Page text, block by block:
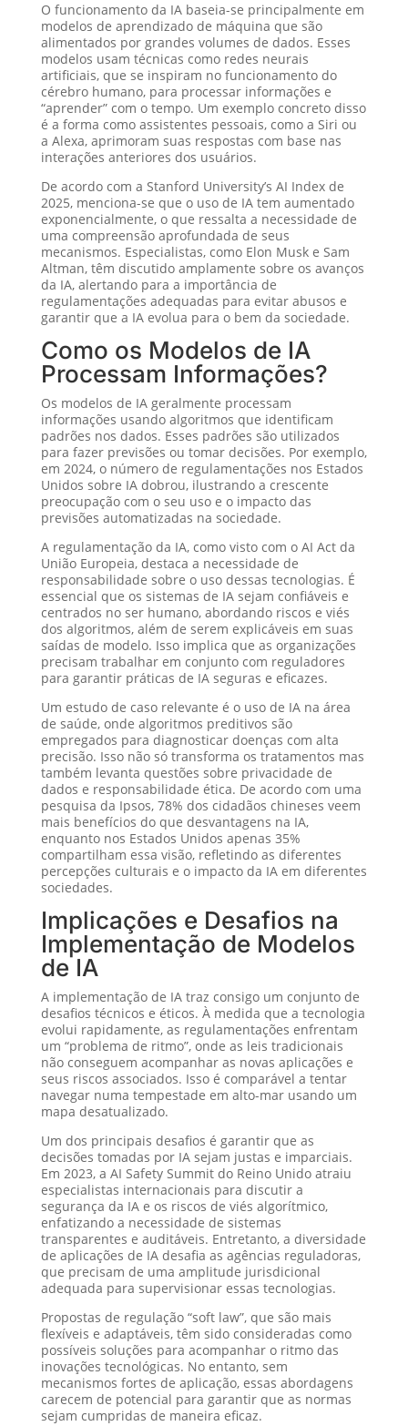
O funcionamento da IA baseia-se principalmente em
modelos de aprendizado de máquina que são
alimentados por grandes volumes de dados. Esses
modelos usam técnicas como redes neurais
artificiais, que se inspiram no funcionamento do
cérebro humano, para processar informações e
“aprender” com o tempo. Um exemplo concreto disso
é a forma como assistentes pessoais, como a Siri ou
a Alexa, aprimoram suas respostas com base nas
interações anteriores dos usuários.
De acordo com a Stanford University’s AI Index de
2025, menciona-se que o uso de IA tem aumentado
exponencialmente, o que ressalta a necessidade de
uma compreensão aprofundada de seus
mecanismos. Especialistas, como Elon Musk e Sam
Altman, têm discutido amplamente sobre os avanços
da IA, alertando para a importância de
regulamentações adequadas para evitar abusos e
garantir que a IA evolua para o bem da sociedade.
Como os Modelos de IA
Processam Informações?
Os modelos de IA geralmente processam
informações usando algoritmos que identificam
padrões nos dados. Esses padrões são utilizados
para fazer previsões ou tomar decisões. Por exemplo,
em 2024, o número de regulamentações nos Estados
Unidos sobre IA dobrou, ilustrando a crescente
preocupação com o seu uso e o impacto das
previsões automatizadas na sociedade.
A regulamentação da IA, como visto com o AI Act da
União Europeia, destaca a necessidade de
responsabilidade sobre o uso dessas tecnologias. É
essencial que os sistemas de IA sejam confiáveis e
centrados no ser humano, abordando riscos e viés
dos algoritmos, além de serem explicáveis em suas
saídas de modelo. Isso implica que as organizações
precisam trabalhar em conjunto com reguladores
para garantir práticas de IA seguras e eficazes.
Um estudo de caso relevante é o uso de IA na área
de saúde, onde algoritmos preditivos são
empregados para diagnosticar doenças com alta
precisão. Isso não só transforma os tratamentos mas
também levanta questões sobre privacidade de
dados e responsabilidade ética. De acordo com uma
pesquisa da Ipsos, 78% dos cidadãos chineses veem
mais benefícios do que desvantagens na IA,
enquanto nos Estados Unidos apenas 35%
compartilham essa visão, refletindo as diferentes
percepções culturais e o impacto da IA em diferentes
sociedades.
Implicações e Desafios na
Implementação de Modelos
de IA
A implementação de IA traz consigo um conjunto de
desafios técnicos e éticos. À medida que a tecnologia
evolui rapidamente, as regulamentações enfrentam
um “problema de ritmo”, onde as leis tradicionais
não conseguem acompanhar as novas aplicações e
seus riscos associados. Isso é comparável a tentar
navegar numa tempestade em alto-mar usando um
mapa desatualizado.
Um dos principais desafios é garantir que as
decisões tomadas por IA sejam justas e imparciais.
Em 2023, a AI Safety Summit do Reino Unido atraiu
especialistas internacionais para discutir a
segurança da IA e os riscos de viés algorítmico,
enfatizando a necessidade de sistemas
transparentes e auditáveis. Entretanto, a diversidade
de aplicações de IA desafia as agências reguladoras,
que precisam de uma amplitude jurisdicional
adequada para supervisionar essas tecnologias.
Propostas de regulação “soft law”, que são mais
flexíveis e adaptáveis, têm sido consideradas como
possíveis soluções para acompanhar o ritmo das
inovações tecnológicas. No entanto, sem
mecanismos fortes de aplicação, essas abordagens
carecem de potencial para garantir que as normas
sejam cumpridas de maneira eficaz.